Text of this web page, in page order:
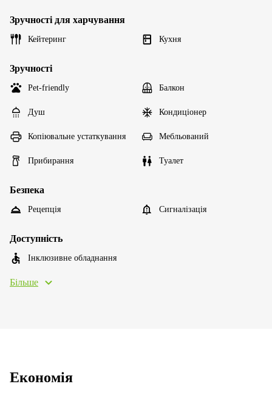
Зручності для харчування
Кейтеринг Кухня
Зручності
Pet-friendly Балкон
Душ Кондиціонер
Копіювальне устаткування Мебльований
Прибирання Туалет
Безпека
Рецепція Сигналізація
Доступність
Інклюзивне обладнання
Більше
Економія